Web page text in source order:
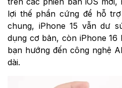
lợi thế phần cứng để hỗ
chung, iPhone 15 vẫn dư
dụng cơ bản, còn iPhone
bạn hướng đến công nghệ
dài.